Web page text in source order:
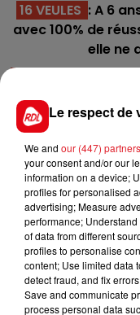
16 VEULES : A 6
avec 100% de
elle ne
:
au galop - trot
c'est une course
En
FILS
Le respect de
We and our (447) partners
your consent and/or our
information on a device;
profiles for personalised
advertising; Measure
performance;
of data from different
profiles to personalise
content; Use limited data
detect fraud, and fix
Save and communicate
process personal data